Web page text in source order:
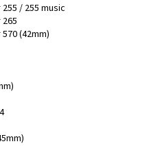
/ 255 music
(42mm)